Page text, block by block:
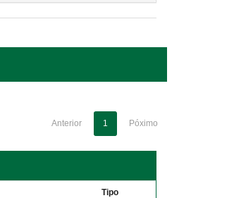
Anterior 1 Póximo
Tipo